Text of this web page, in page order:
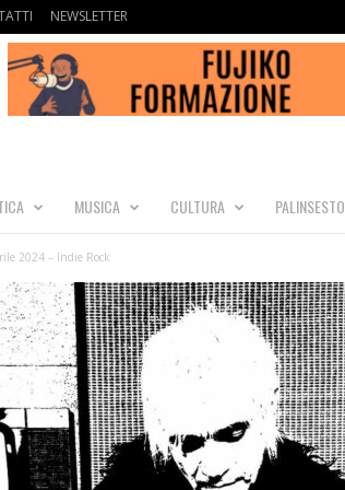
NEWSLETTER
MUSICA CULTURA PALINSESTO
2024 – Indie Rock